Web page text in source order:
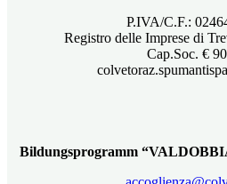
P.IVA/C.F.:
Registro delle Imprese di
Cap.Soc. €
Bildungsprogramm